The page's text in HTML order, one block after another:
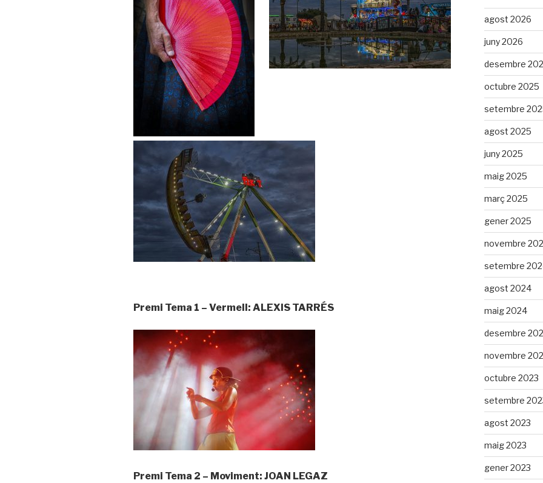
Premi Tema 1 – Vermell: ALEXIS TARRÉS
Premi Tema 2 – Moviment: JOAN LEGAZ
agost 2026
juny 2026
desembre
octubre 2025
setembre
agost 2025
juny 2025
maig 2025
març 2025
gener 2025
novembre
setembre
agost 2024
maig 2024
desembre
novembre
octubre 2023
setembre
agost 2023
maig 2023
gener 2023